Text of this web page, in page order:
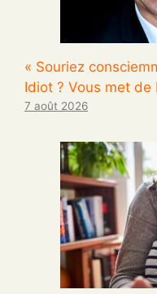
« Souriez
Idiot ? Vous met de
7 août 2026